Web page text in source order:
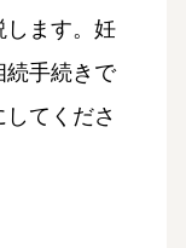
します。妊
続手続きで
てくださ